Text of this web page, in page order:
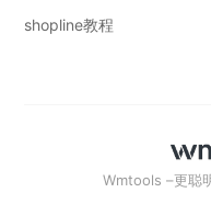
shopline教程
Wmtools –更聪